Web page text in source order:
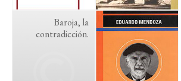
Baroja, la
contradicción.